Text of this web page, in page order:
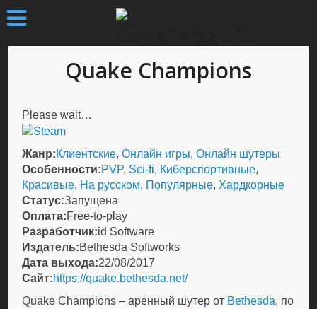
Quake Champions
Please wait…
Жанр:Клиентские,Онлайн игры,Онлайн шутеры
Особенности:PVP, Sci-fi, Киберспортивные,
Красивые, На русском, Популярные, Хардкорные
Статус:Запущена
Оплата:Free-to-play
Разработчик:id Software
Издатель:Bethesda Softworks
Дата выхода:22/08/2017
Сайт:https://quake.bethesda.net/
Quake Champions – аренный шутер от Bethesda, по